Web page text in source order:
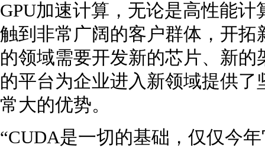
GPU加速计算，无论是高性能
触到非常广阔的客户群体，开
的领域需要开发新的芯片、新
的平台为企业进入新领域提供
常大的优势。
“CUDA是一切的基础，仅仅今